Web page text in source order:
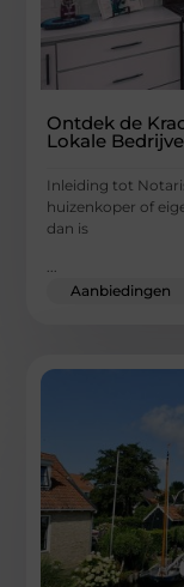
Ontdek de
Lokale
Inleiding tot
huizenkoper of
dan is
...
Aanbiedingen